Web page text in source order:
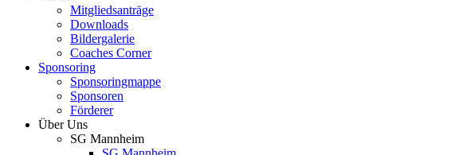
Mitgliedsanträge
Downloads
Bildergalerie
Coaches Corner
Sponsoring
Sponsoringmappe
Sponsoren
Förderer
Über Uns
SG Mannheim